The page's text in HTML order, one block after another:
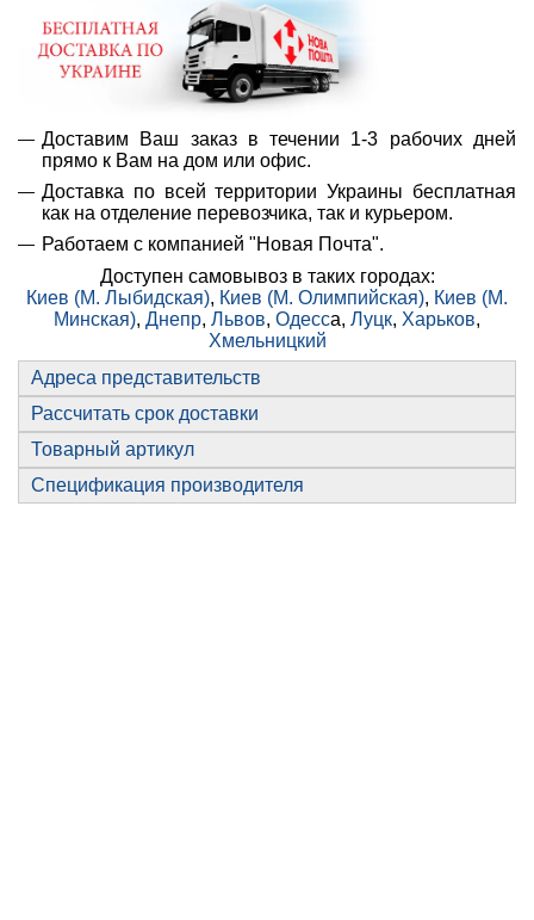
Доставим Ваш заказ в течении 1-3 рабочих дней
прямо к Вам на дом или офис.
Доставка по всей территории Украины бесплатная
как на отделение перевозчика, так и курьером.
Работаем с компанией "Новая Почта".
Доступен самовывоз в таких городах:
Киев (М. Лыбидская), Киев (М. Олимпийская), Киев (М.
Минская), Днепр, Львов, Одесса, Луцк, Харьков,
Хмельницкий
Адреса представительств
Рассчитать срок доставки
Товарный артикул
Спецификация производителя